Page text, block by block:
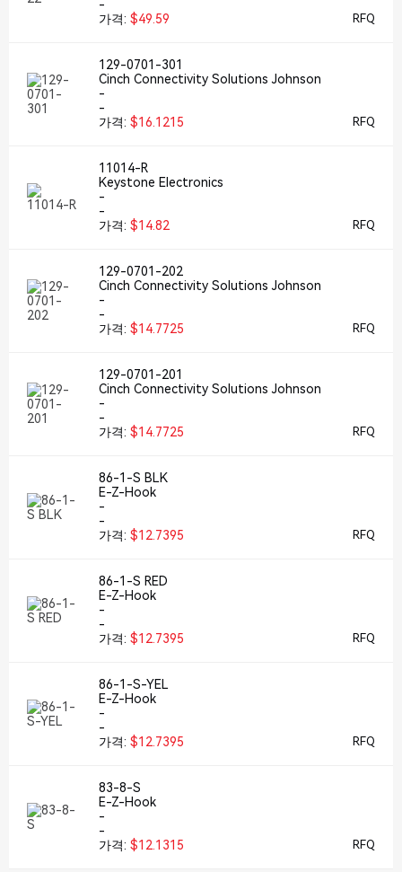
-
가격: $49.59 RFQ
129-0701-301
Cinch Connectivity Solutions Johnson
-
-
가격: $16.1215 RFQ
11014-R
Keystone Electronics
-
-
가격: $14.82 RFQ
129-0701-202
Cinch Connectivity Solutions Johnson
-
-
가격: $14.7725 RFQ
129-0701-201
Cinch Connectivity Solutions Johnson
-
-
가격: $14.7725 RFQ
86-1-S BLK
E-Z-Hook
-
-
가격: $12.7395 RFQ
86-1-S RED
E-Z-Hook
-
-
가격: $12.7395 RFQ
86-1-S-YEL
E-Z-Hook
-
-
가격: $12.7395 RFQ
83-8-S
E-Z-Hook
-
-
가격: $12.1315 RFQ